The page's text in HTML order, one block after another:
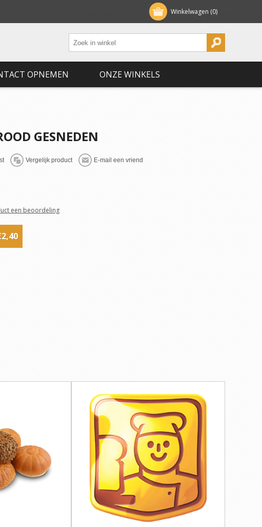
Winkelwagen (0)
OPNEMEN ONZE WINKELS
GESNEDEN
een beoordeling